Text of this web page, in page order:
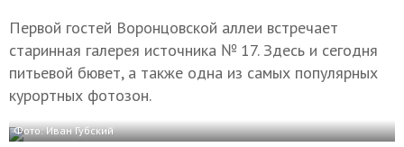
Первой гостей Воронцовской аллеи встречает
старинная галерея источника № 17. Здесь и сегодня
питьевой бювет, а также одна из самых популярных
курортных фотозон.
Фото: Иван Губский